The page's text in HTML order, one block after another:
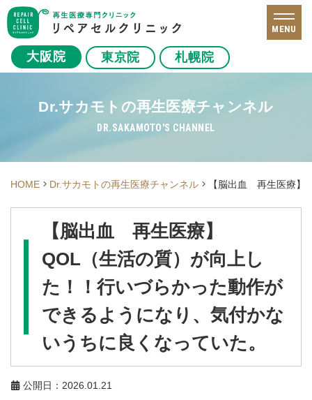
大阪院 東京院 札幌院
MENU
Dr.サカモトの再生医療チャンネル
DR.SAKAMOTO'S CHANNEL
HOME Dr.サカモトの再生医療チャンネル 【脳出血 再生医療】
【脳出血 再生医療】
QOL（生活の質）が向上し
た！！行いづらかった動作が
できるようになり、気付かな
いうちに良くなっていた。
公開日：2026.01.21